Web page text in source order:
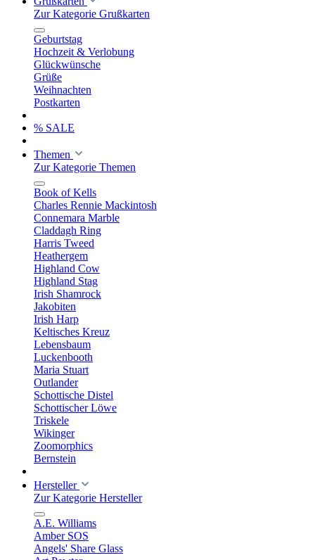
Zur Kategorie Grußkarten
Geburtstag
Hochzeit & Verlobung
Glückwünsche
Grüße
Weihnachten
Postkarten
% SALE
Themen
Zur Kategorie Themen
Book of Kells
Charles Rennie Mackintosh
Connemara Marble
Claddagh Ring
Harris Tweed
Heathergem
Highland Cow
Highland Stag
Irish Shamrock
Jakobiten
Irish Harp
Keltisches Kreuz
Lebensbaum
Luckenbooth
Maria Stuart
Outlander
Schottische Distel
Schottischer Löwe
Triskele
Wikinger
Zoomorphics
Bernstein
Hersteller
Zur Kategorie Hersteller
A.E. Williams
Amber SOS
Angels' Share Glass